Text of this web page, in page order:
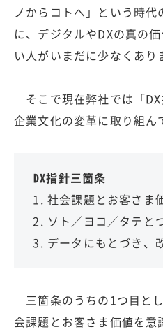
ノからコトへ」という時
に、デジタルやDXの真の
い人がいまだに少なくあり
そこで現在弊社では「DX
企業文化の変革に取り組ん
DX指針三箇条
社会課題とお客さま
ソト／ヨコ／タテと
データにもとづき、
三箇条のうちの1つ目と
会課題とお客さま価値を意